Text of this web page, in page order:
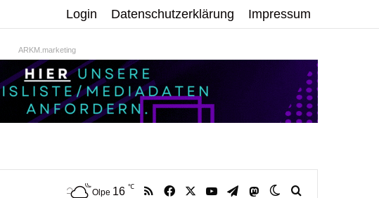
Login Datenschutzerklärung Impressum
ARKM.marketing
Olpe 16 ℃ RSS Facebook YouTubeTelegramMastodonSkin umschalten